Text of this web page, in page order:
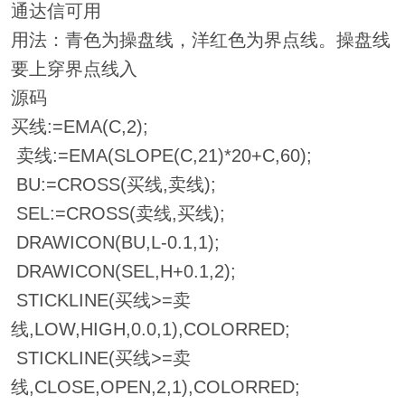
通达信可用
用法：青色为操盘线，洋红色为界点线。操盘线
要上穿界点线入
源码
买线:=EMA(C,2);
卖线:=EMA(SLOPE(C,21)*20+C,60);
BU:=CROSS(买线,卖线);
SEL:=CROSS(卖线,买线);
DRAWICON(BU,L-0.1,1);
DRAWICON(SEL,H+0.1,2);
STICKLINE(买线>=卖
线,LOW,HIGH,0.0,1),COLORRED;
STICKLINE(买线>=卖
线,CLOSE,OPEN,2,1),COLORRED;